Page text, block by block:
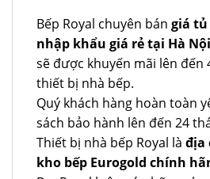
Bếp Royal chuyên bán giá tủ
nhập khẩu giá rẻ tại Hà Nội
sẽ được khuyến mãi lên đến
thiết bị nhà bếp.
Quý khách hàng hoàn toàn
sách bảo hành lên đến 24
Thiết bị nhà bếp Royal là địa
kho bếp Eurogold chính